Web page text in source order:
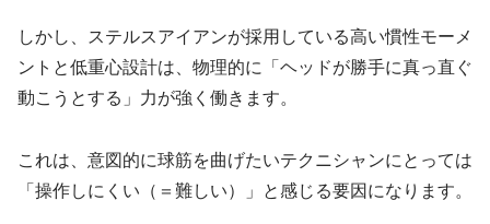
しかし、ステルスアイアンが採用している高い慣性モーメ
ントと低重心設計は、物理的に「ヘッドが勝手に真っ直ぐ
動こうとする」力が強く働きます。
これは、意図的に球筋を曲げたいテクニシャンにとっては
「操作しにくい（＝難しい）」と感じる要因になります。